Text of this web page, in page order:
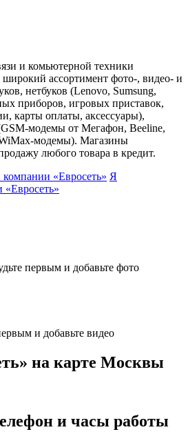
и комьютерной техники
широкий ассортимент фото-, видео- и
нетбуков (Lenovo, Sumsung,
приборов, игровых приставок,
карты оплаты, аксессуары),
модемы от Мегафон, Beeline,
модемы). Магазины
любого товара в кредит.
компании «Евросеть» Я
«Евросеть»
первым и добавьте фото
и добавьте видео
на карте Москвы
и часы работы